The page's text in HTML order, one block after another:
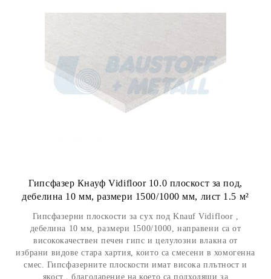
Гипсфазер Кнауф Vidifloor 10.0 плоскост за под,
дебелина 10 мм, размери 1500/1000 мм, лист 1.5 м²
Гипсфазерни плоскости за сух под Knauf Vidifloor ,
дебелина 10 мм, размери 1500/1000, направени са от
висококачествен печен гипс и целулозни влакна от
избрани видове стара хартия, които са смесени в хомогенна
смес. Гипсфазерните плоскости имат висока плътност и
якост , благодарение на което са подходящи за